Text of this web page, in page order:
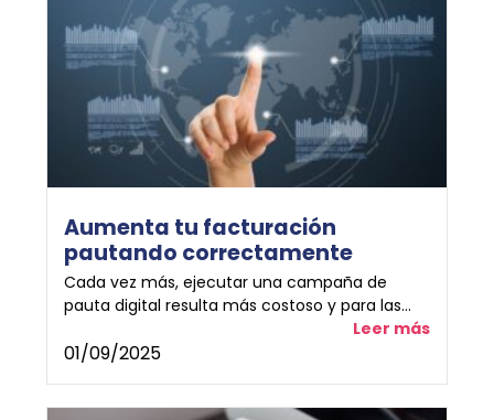
Aumenta tu facturación
pautando correctamente
Cada vez más, ejecutar una campaña de
pauta digital resulta más costoso y para las...
Leer más
01/09/2025